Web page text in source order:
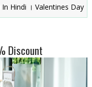
Day ki
Discount